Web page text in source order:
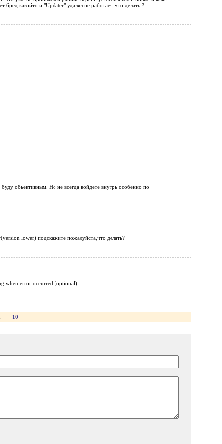
бред какойто и "Updater" удалял не работает. что делать ?
обьективным. Но не всегда войдете внутрь особенно по
lower) подскажите пожалуйста,что делать?
when error occurred (optional)
10